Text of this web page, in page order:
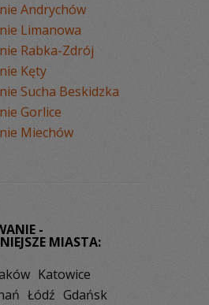
Andrychów
Limanowa
Rabka-Zdrój
Kęty
Sucha Beskidzka
Gorlice
Miechów
-
MIASTA:
Katowice
Łódź Gdańsk